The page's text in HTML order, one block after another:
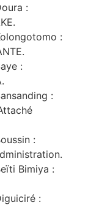
:
:
:
:
:
Bimiya :
: